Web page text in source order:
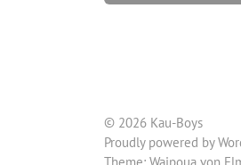
© 2026 Kau-Boys
Proudly powered by